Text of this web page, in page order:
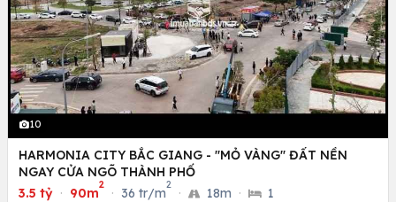
10
HARMONIA CITY BẮC GIANG - "MỎ VÀNG" ĐẤT NỀN
NGAY CỬA NGÕ THÀNH PHỐ
3.5 tỷ · 90m
2
· 36 tr/m
2
· 18m · 1